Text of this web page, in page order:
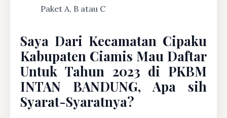
Paket A, B atau C
Saya Dari Kecamatan Cipaku
Kabupaten Ciamis Mau Daftar
Untuk Tahun 2023 di PKBM
INTAN BANDUNG, Apa sih
Syarat-Syaratnya?